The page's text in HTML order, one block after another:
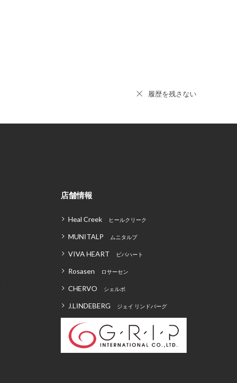
履歴を残さない
店舗情報
Heal Creek ヒールクリーク
MUNITALP ムニタルプ
VIVA HEART ビバハート
Rosasen ロサーセン
CHERVO シェルボ
J.LINDEBERG ジェイ リンドバーグ